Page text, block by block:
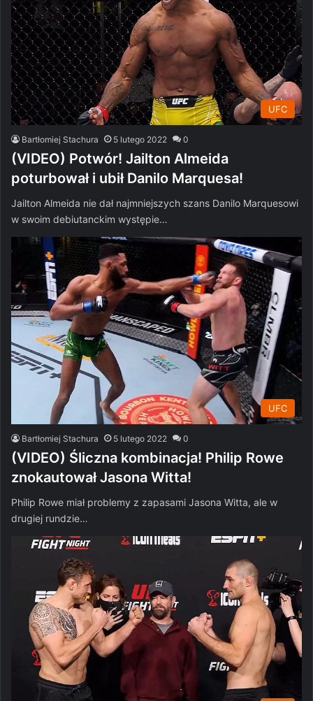
UFC
Bartłomiej Stachura 5 lutego 2022 0
(VIDEO) Potwór! Jailton Almeida
poturbował i ubił Danilo Marquesa!
Jailton Almeida nie dał najmniejszych szans Danilo Marquesowi
w swoim debiutanckim występie…
UFC
Bartłomiej Stachura 5 lutego 2022 0
(VIDEO) Śliczna kombinacja! Philip Rowe
znokautował Jasona Witta!
Philip Rowe miał problemy z zapasami Jasona Witta, ale w
drugiej rundzie…